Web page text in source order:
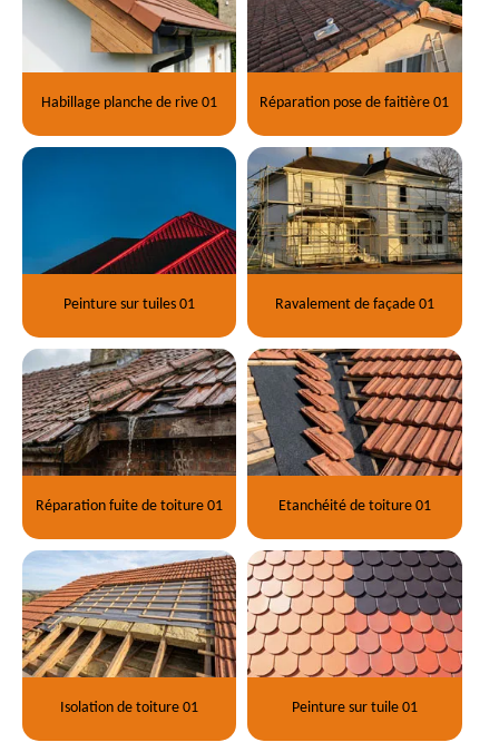
Habillage planche de rive 01 Réparation pose de faitière 01
Peinture sur tuiles 01 Ravalement de façade 01
Réparation fuite de toiture 01 Etanchéité de toiture 01
Isolation de toiture 01 Peinture sur tuile 01